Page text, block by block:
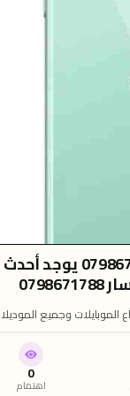
تلفونات ب الأقساط للبيع لالستفسار 0798671788 يوجد أحدث
0798671788 يوجد أحدث انواع الموبايلات وجميع
0
اهتمام